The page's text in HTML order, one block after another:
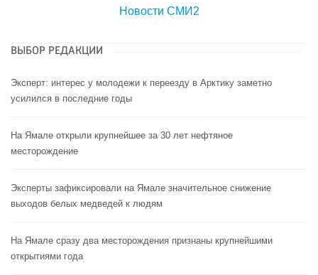
Новости СМИ2
ВЫБОР РЕДАКЦИИ
Эксперт: интерес у молодежи к переезду в Арктику заметно
усилился в последние годы
На Ямале открыли крупнейшее за 30 лет нефтяное
месторождение
Эксперты зафиксировали на Ямале значительное снижение
выходов белых медведей к людям
На Ямале сразу два месторождения признаны крупнейшими
открытиями года